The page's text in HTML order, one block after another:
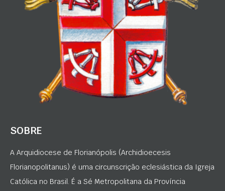
SOBRE
A Arquidiocese de Florianópolis (Archidioecesis
Florianopolitanus) é uma circunscrição eclesiástica da Igreja
Católica no Brasil. É a Sé Metropolitana da Província